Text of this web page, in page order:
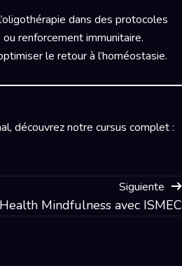
dans des protocoles
renforcement immunitaire.
le retour à l’homéostasie.
découvrez notre cursus complet :
Siguiente
Mindfulness avec ISMEC